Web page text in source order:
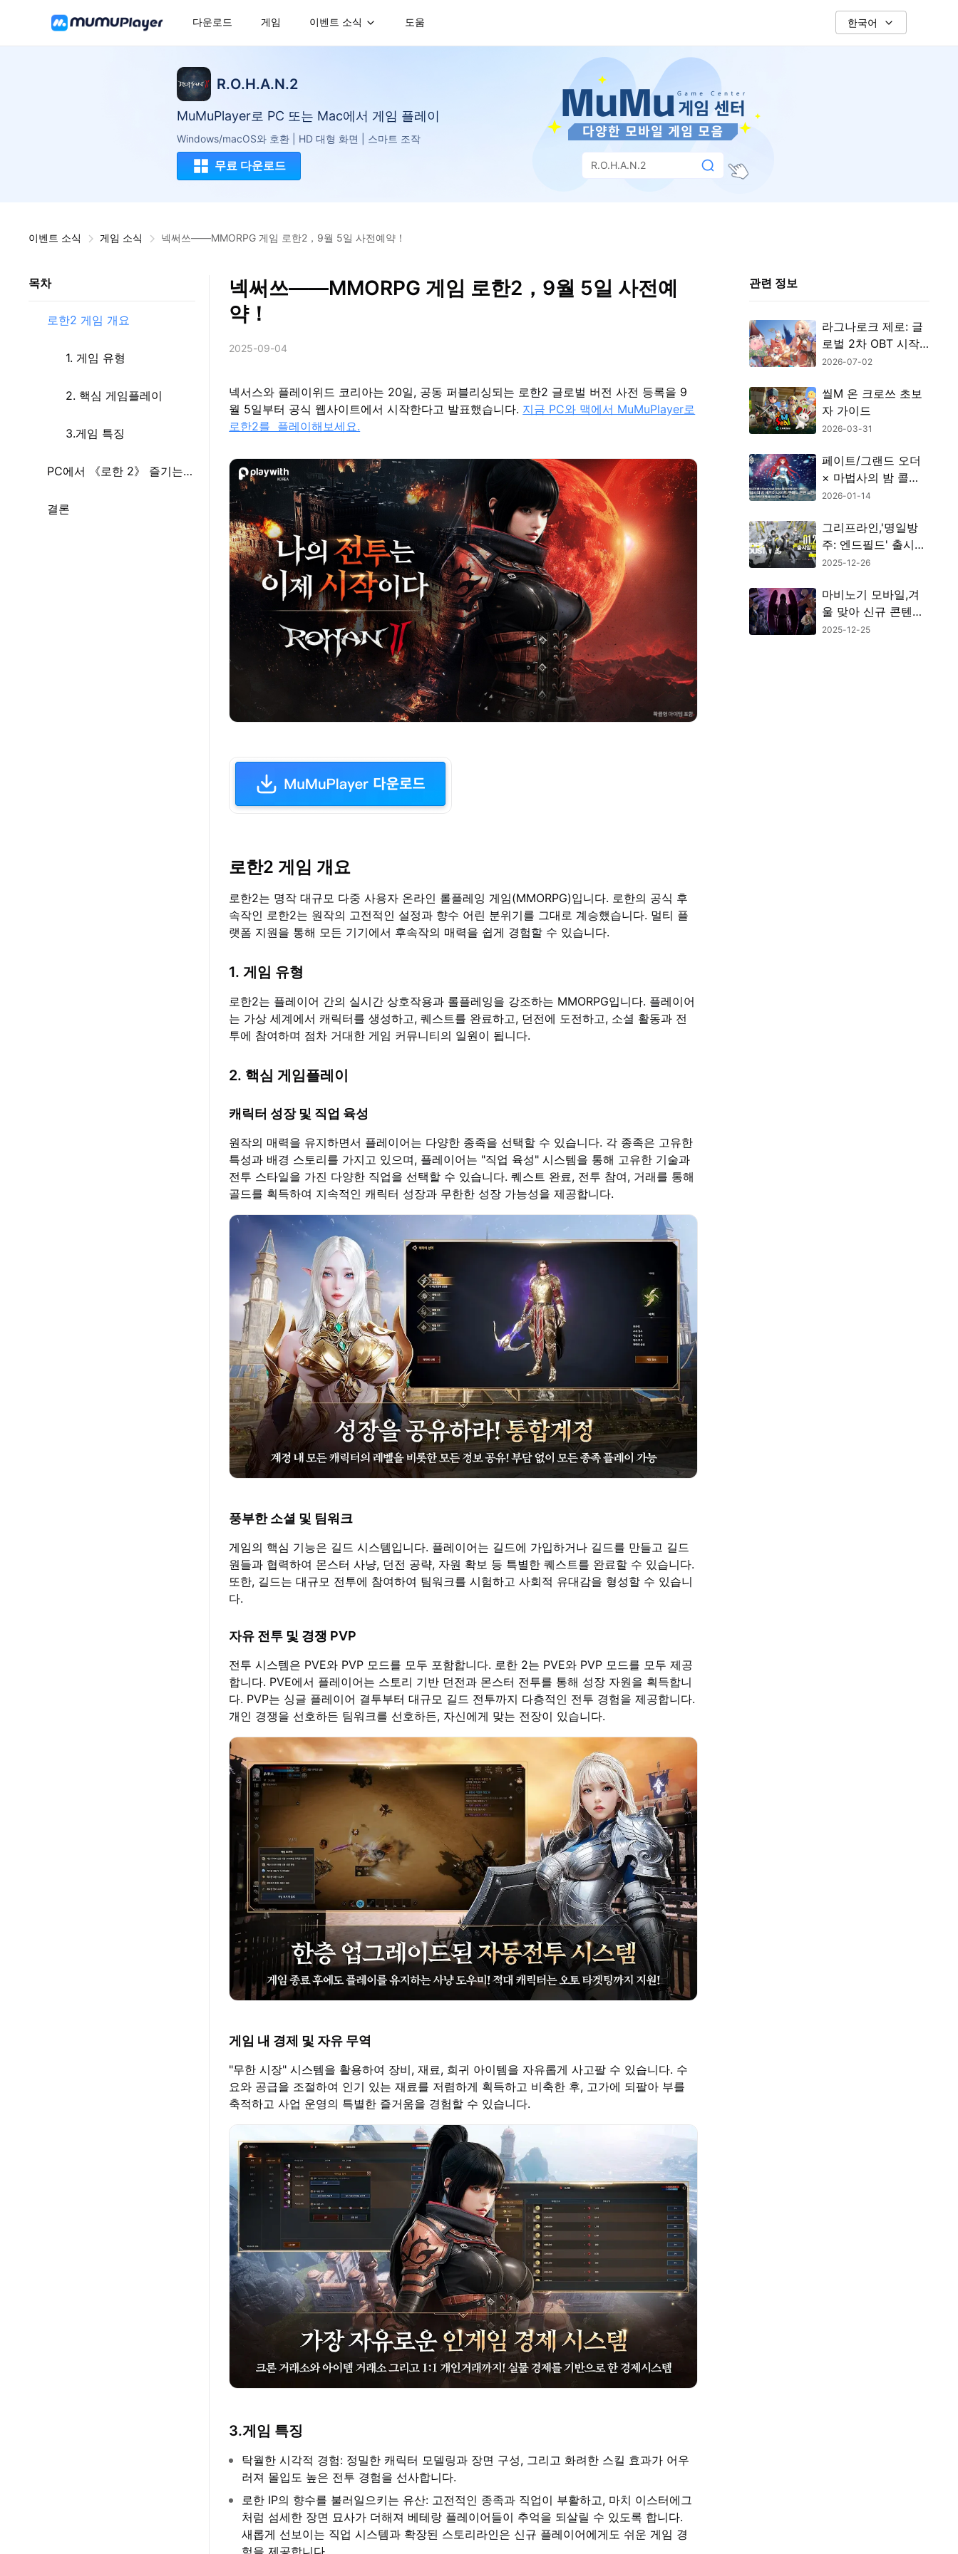
다운로드 게임 이벤트 소식 도움 한국어
R.O.H.A.N.2
MuMuPlayer로 PC 또는 Mac에서 게임 플레이
Windows/macOS와 호환 | HD 대형 화면 | 스마트 조작
무료 다운로드 R.O.H.A.N.2
이벤트 소식 게임 소식 넥써쓰——MMORPG 게임 로한2，9월 5일 사전예약！
목차
로한2 게임 개요
1. 게임 유형
2. 핵심 게임플레이
3.게임 특징
PC에서 《로한 2》 즐기는
방법
결론
넥써쓰——MMORPG 게임 로한2，9월 5일 사전예
약！
2025-09-04
넥서스와 플레이위드 코리아는 20일, 공동 퍼블리싱되는 로한2 글로벌 버전 사전 등록을 9
월 5일부터 공식 웹사이트에서 시작한다고 발표했습니다. 지금 PC와 맥에서 MuMuPlayer로
로한2를 플레이해보세요.
로한2 게임 개요
로한2는 명작 대규모 다중 사용자 온라인 롤플레잉 게임(MMORPG)입니다. 로한의 공식 후
속작인 로한2는 원작의 고전적인 설정과 향수 어린 분위기를 그대로 계승했습니다. 멀티 플
랫폼 지원을 통해 모든 기기에서 후속작의 매력을 쉽게 경험할 수 있습니다.
1. 게임 유형
로한2는 플레이어 간의 실시간 상호작용과 롤플레잉을 강조하는 MMORPG입니다. 플레이어
는 가상 세계에서 캐릭터를 생성하고, 퀘스트를 완료하고, 던전에 도전하고, 소셜 활동과 전
투에 참여하며 점차 거대한 게임 커뮤니티의 일원이 됩니다.
2. 핵심 게임플레이
캐릭터 성장 및 직업 육성
원작의 매력을 유지하면서 플레이어는 다양한 종족을 선택할 수 있습니다. 각 종족은 고유한
특성과 배경 스토리를 가지고 있으며, 플레이어는 "직업 육성" 시스템을 통해 고유한 기술과
전투 스타일을 가진 다양한 직업을 선택할 수 있습니다. 퀘스트 완료, 전투 참여, 거래를 통해
골드를 획득하여 지속적인 캐릭터 성장과 무한한 성장 가능성을 제공합니다.
풍부한 소셜 및 팀워크
게임의 핵심 기능은 길드 시스템입니다. 플레이어는 길드에 가입하거나 길드를 만들고 길드
원들과 협력하여 몬스터 사냥, 던전 공략, 자원 확보 등 특별한 퀘스트를 완료할 수 있습니다.
또한, 길드는 대규모 전투에 참여하여 팀워크를 시험하고 사회적 유대감을 형성할 수 있습니
다.
자유 전투 및 경쟁 PVP
전투 시스템은 PVE와 PVP 모드를 모두 포함합니다. 로한 2는 PVE와 PVP 모드를 모두 제공
합니다. PVE에서 플레이어는 스토리 기반 던전과 몬스터 전투를 통해 성장 자원을 획득합니
다. PVP는 싱글 플레이어 결투부터 대규모 길드 전투까지 다층적인 전투 경험을 제공합니다.
개인 경쟁을 선호하든 팀워크를 선호하든, 자신에게 맞는 전장이 있습니다.
게임 내 경제 및 자유 무역
"무한 시장" 시스템을 활용하여 장비, 재료, 희귀 아이템을 자유롭게 사고팔 수 있습니다. 수
요와 공급을 조절하여 인기 있는 재료를 저렴하게 획득하고 비축한 후, 고가에 되팔아 부를
축적하고 사업 운영의 특별한 즐거움을 경험할 수 있습니다.
3.게임 특징
탁월한 시각적 경험: 정밀한 캐릭터 모델링과 장면 구성, 그리고 화려한 스킬 효과가 어우
러져 몰입도 높은 전투 경험을 선사합니다.
로한 IP의 향수를 불러일으키는 유산: 고전적인 종족과 직업이 부활하고, 마치 이스터에그
처럼 섬세한 장면 묘사가 더해져 베테랑 플레이어들이 추억을 되살릴 수 있도록 합니다.
새롭게 선보이는 직업 시스템과 확장된 스토리라인은 신규 플레이어에게도 쉬운 게임 경
관련 정보
라그나로크 제로: 글
로벌 2차 OBT 시작!
신규 UGC 콘텐츠 총
2026-07-02
씰M 온 크로쓰 초보
자 가이드
2026-03-31
페이트/그랜드 오더
× 마법사의 밤 콜라
보 이벤트 완벽 정리
픽업 정보 총정리
2026-01-14
그리프라인,'명일방
주: 엔드필드' 출시일
확정!
2025-12-26
마비노기 모바일,겨
울 맞아 신규 콘텐츠
대형 업데이트!
2025-12-25